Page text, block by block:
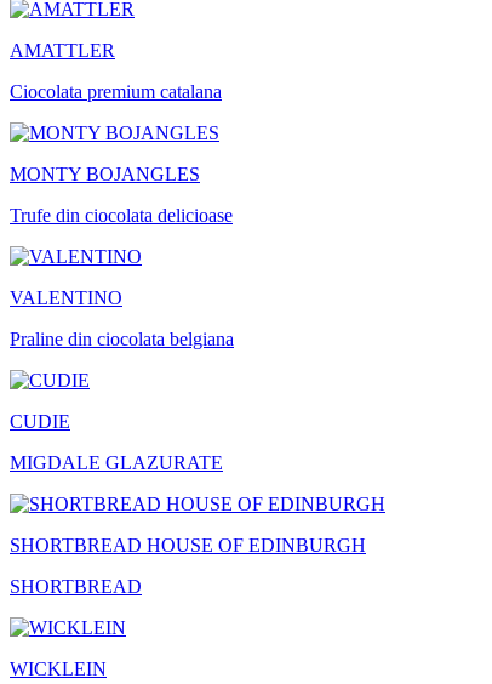
AMATTLER
Ciocolata premium catalana
MONTY BOJANGLES
Trufe din ciocolata delicioase
VALENTINO
Praline din ciocolata belgiana
CUDIE
MIGDALE GLAZURATE
SHORTBREAD HOUSE OF EDINBURGH
SHORTBREAD
WICKLEIN